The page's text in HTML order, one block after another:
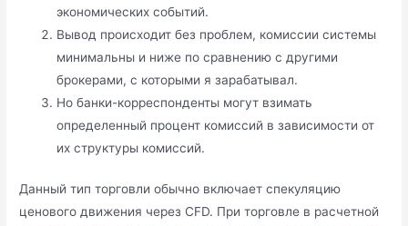
экономических событий.
Вывод происходит без проблем, комиссии системы
минимальны и ниже по сравнению с другими
брокерами, с которыми я зарабатывал.
Но банки-корреспонденты могут взимать
определенный процент комиссий в зависимости от
их структуры комиссий.
Данный тип торговли обычно включает спекуляцию
ценового движения через CFD. При торговле в расчетной